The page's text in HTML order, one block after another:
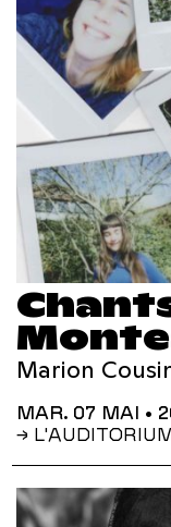
Marion
MAR. 07 MAI •
→